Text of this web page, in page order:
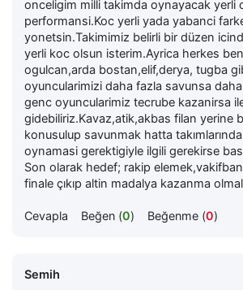
onceligim milli takimda oynayacak yerli
performansi.Koc yerli yada yabanci
yonetsin.Takimimiz belirli bir düzen
yerli koc olsun isterim.Ayrica herkes
ogulcan,arda bostan,elif,derya, tugba
oyuncularimizi daha fazla savunsa daha
genc oyuncularimiz tecrube kazanirsa
gidebiliriz.Kavaz,atik,akbas filan yerine
konusulup savunmak hatta
oynamasi gerektigiyle ilgili gerekirse
Son olarak hedef; rakip
finale çıkıp altin madalya kazanma
Cevapla Beğen (0) Beğenme (0)
Semih